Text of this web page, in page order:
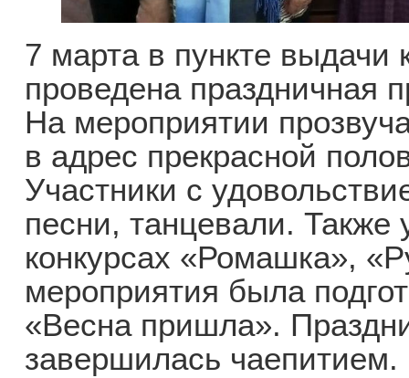
7 марта в пункте
проведена праздничная
На мероприятии
в адрес прекрасной
Участники с
песни, танцевали. Также
конкурсах «Ромашка»,
мероприятия была
«Весна пришла».
завершилась чаепитием.